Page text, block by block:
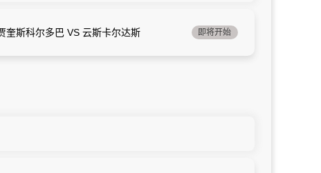
奎斯科尔多巴 VS 云斯卡尔达斯 即将开始